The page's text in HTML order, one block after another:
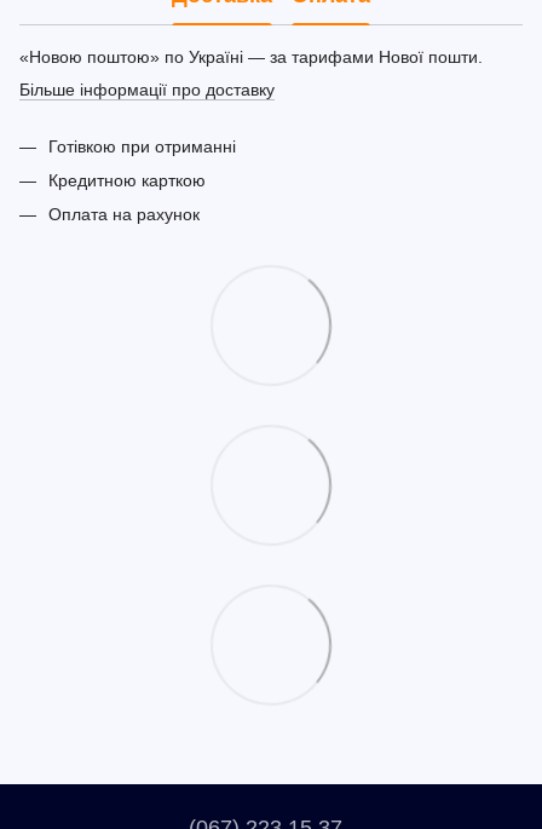
«Новою поштою» по Україні — за тарифами Нової пошти.
Більше інформації про доставку
Готівкою при отриманні
Кредитною карткою
Оплата на рахунок